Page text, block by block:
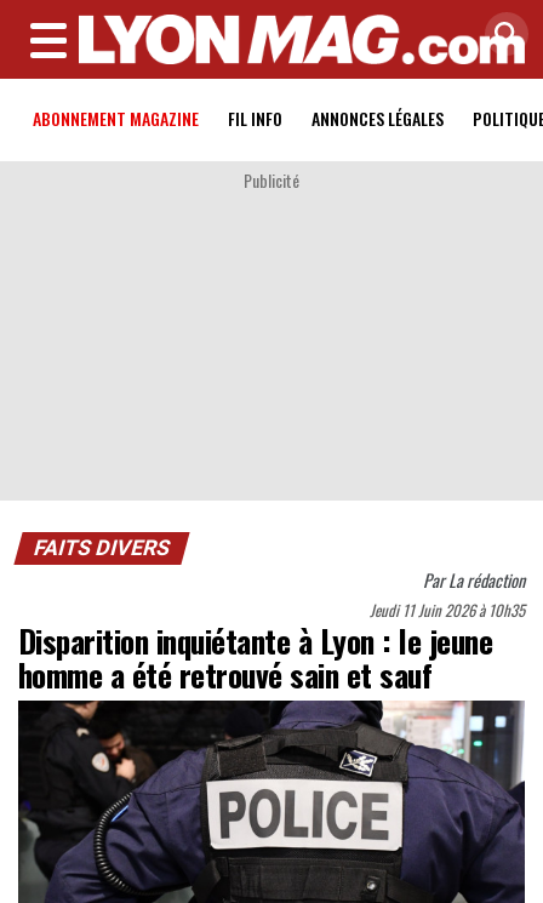
MENU
ABONNEMENT MAGAZINE FIL INFO ANNONCES LÉGALES
Publicité
FAITS DIVERS
ParLa rédaction
Jeudi 11 Juin 2026 à 10h35
Disparition inquiétante à Lyon : le jeune
homme a été retrouvé sain et sauf